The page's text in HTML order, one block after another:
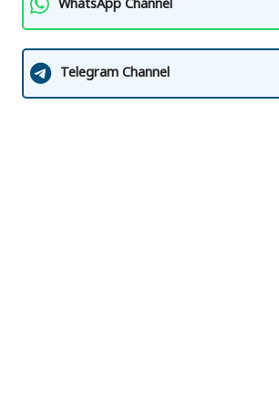
WhatsApp Channel
Telegram Channel